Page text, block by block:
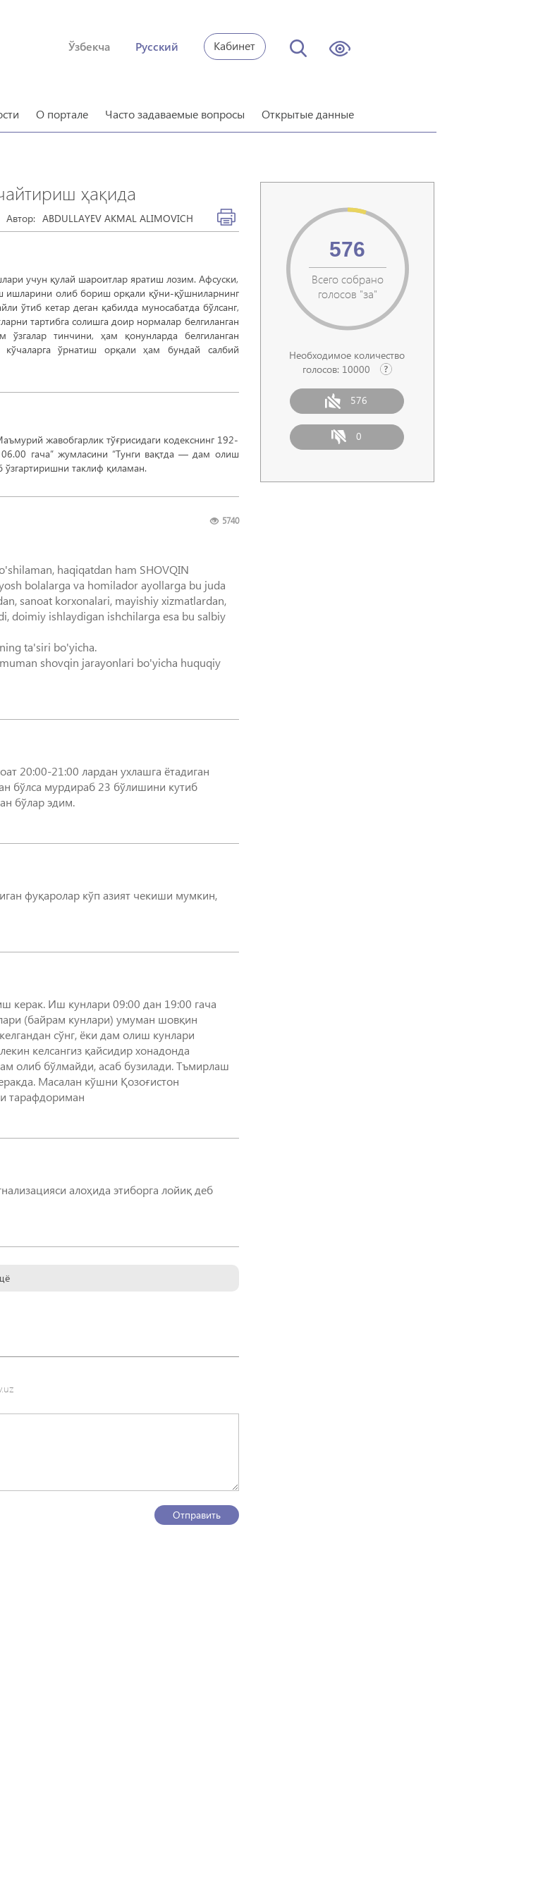
Ўзбекча Русский Кабинет
О портале Часто задаваемые вопросы Открытые данные
Всего собрано
голосов "за"
576
Необходимое количество
голосов: 10000
576
0
ҳақида
Автор: ABDULLAYEV AKMAL ALIMOVICH
учун қулай шароитлар яратиш лозим. Афсуски,
ишларини олиб бориш орқали қўни-қўшниларнинг
ўтиб кетар деган қабилда муносабатда бўлсанг,
тартибга солишга доир нормалар белгиланган
тинчини, ҳам қонунларда белгиланган
кўчаларга ўрнатиш орқали ҳам бундай салбий
жавобгарлик тўғрисидаги кодекснинг 192-
гача” жумласини “Тунги вақтда — дам олиш
таклиф қиламан.
5740
haqiqatdan ham SHOVQIN
bolalarga va homilador ayollarga bu juda
sanoat korxonalari, mayishiy xizmatlardan,
doimiy ishlaydigan ishchilarga esa bu salbiy
ta'siri bo'yicha.
shovqin jarayonlari bo'yicha huquqiy
20:00-21:00 лардан ухлашга ётадиган
бўлса мурдираб 23 бўлишини кутиб
бўлар эдим.
фуқаролар кўп азият чекиши мумкин,
керак. Иш кунлари 09:00 дан 19:00 гача
(байрам кунлари) умуман шовқин
сўнг, ёки дам олиш кунлари
келсангиз қайсидир хонадонда
олиб бўлмайди, асаб бузилади. Тъмирлаш
Масалан кўшни Қозоғистон
тарафдориман
алоҳида этиборга лойиқ деб
Отправить